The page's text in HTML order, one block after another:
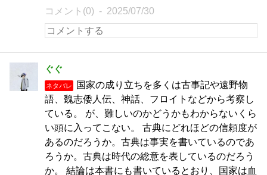
コメント(0) 2025/07/30
ぐぐ
ネタバレ
国家の成り立ちを多くは古事記や遠野物
語、魏志倭人伝、神話、フロイトなどから考察し
ている。 が、難しいのかどうかもわからないくら
い頭に入ってこない。 古典にどれほどの信頼度が
あるのだろうか。古典は事実を書いているのであ
ろうか。古典は時代の総意を表しているのだろう
か。 結論は本書にも書いているとおり、国家は血